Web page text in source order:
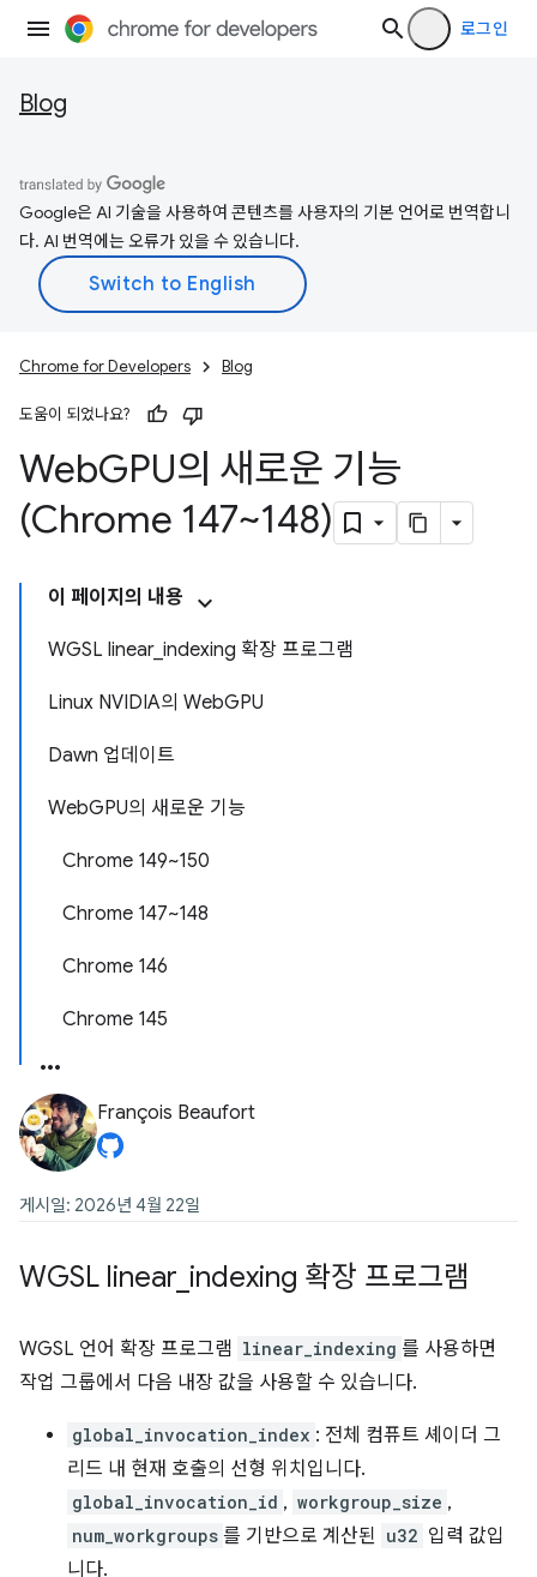
로그인
Blog
Google은 AI 기술을 사용하여 콘텐츠를 사용자의 기본 언어로 번역합니
다. AI 번역에는 오류가 있을 수 있습니다.
Chrome for Developers Blog
도움이 되었나요?
WebGPU의 새로운 기능
(Chrome 147~148)
이 페이지의 내용
WGSL linear_indexing 확장 프로그램
Linux NVIDIA의 WebGPU
Dawn 업데이트
WebGPU의 새로운 기능
Chrome 149~150
Chrome 147~148
Chrome 146
Chrome 145
François Beaufort
게시일: 2026년 4월 22일
WGSL linear indexing 확장 프로그램
WGSL 언어 확장 프로그램 linear_indexing 를 사용하면
작업 그룹에서 다음 내장 값을 사용할 수 있습니다.
global_invocation_index : 전체 컴퓨트 셰이더 그
리드 내 현재 호출의 선형 위치입니다.
global_invocation_id , workgroup_size ,
num_workgroups 를 기반으로 계산된 u32 입력 값입
니다.